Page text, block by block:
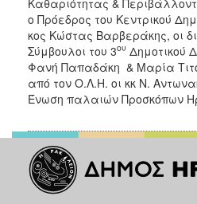
ο Πρόεδρος του Κεντρικού
κος Κώστας Βαρβεράκης, οι
Σύμβουλοι του 3ου Δημοτικού
Φανή Παπαδάκη & Μαρία
από τον Ο.Λ.Η. οι κκ Ν.
Ένωση παλαιών Προσκόπων